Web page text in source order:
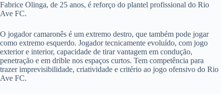
Fabrice Olinga, de 25 anos, é reforço do plantel profissional do Rio
Ave FC.
O jogador camaronês é um extremo destro, que também pode jogar
como extremo esquerdo. Jogador tecnicamente evoluído, com jogo
exterior e interior, capacidade de tirar vantagem em condução,
penetração e em drible nos espaços curtos. Tem competência para
trazer imprevisibilidade, criatividade e critério ao jogo ofensivo do Rio
Ave FC.